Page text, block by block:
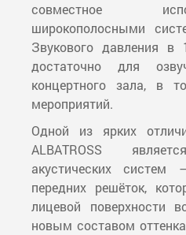
совместное
широкополосными
Звукового давления
достаточно для
концертного зала, в
мероприятий.
Одной из ярких
ALBATROSS
акустических систем
передних решёток,
лицевой поверхности
новым составом